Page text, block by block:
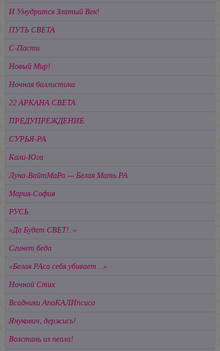
И Умудрится Златый Век!
ПУТЬ СВЕТА
С-Пасти
Новый Мир!
Ночная баллистика
22 АРКАНА СВЕТА
ПРЕДУПРЕЖДЕНИЕ
СУРЬЯ-РА
Кали-Юга
Луна-ВайтМаРа — Белая Мать РА
Мария-София
РУСЬ
«Да Будет СВЕТ!..»
Сгинет беда
«Белая РАса себя убивает…»
Ночной Стих
Всадники АпоКАЛИпсиса
Янукович, держись!
Возстань из пепла!